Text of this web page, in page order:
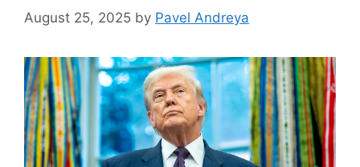
August 25, 2025 by Pavel Andreya